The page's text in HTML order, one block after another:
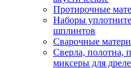
Протирочные
Наборы
шплинтов
Сварочные
Сверла, полотна,
миксеры для